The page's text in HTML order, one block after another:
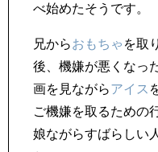
べ始めたそうです。
兄から おもちゃ を取
後、機嫌が悪くなっ
画を見ながらアイス
ご機嫌を取るための
娘ながらすばらしい